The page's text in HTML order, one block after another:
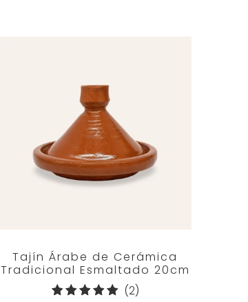
Tajín Árabe de Cerámica
Tradicional Esmaltado 20cm
(2)2